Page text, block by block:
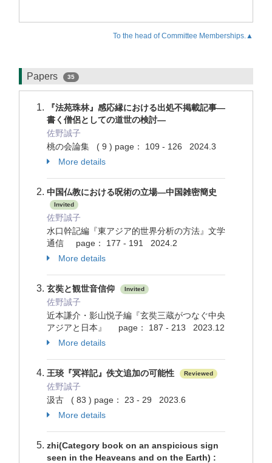
To the head of Committee Memberships.▲
Papers 35
『法苑珠林』感応縁における出処不掲載記事―
書く僧侶としての道世の検討―
佐野誠子
桃の会論集 ( 9 ) page： 109 - 126 2024.3
More details
中国仏教における呪術の立場―中国雑密簡史
Invited
佐野誠子
水口幹記編『東アジア的世界分析の方法』文学
通信 page： 177 - 191 2024.2
More details
玄奘と観世音信仰 Invited
佐野誠子
近本謙介・影山悦子編『玄奘三蔵がつなぐ中央
アジアと日本』 page： 187 - 213 2023.12
More details
王琰『冥祥記』佚文追加の可能性 Reviewed
佐野誠子
汲古 ( 83 ) page： 23 - 29 2023.6
More details
zhi(Category book on an anspicious sign
seen in the Heaveans and on the Earth) :